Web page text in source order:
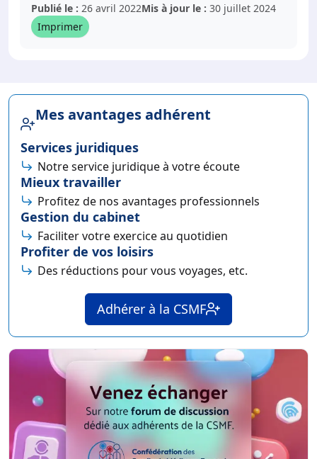
Publié le : 26 avril 2022Mis à jour le : 30 juillet 2024
Imprimer
Mes avantages adhérent
Services juridiques
Notre service juridique à votre écoute
Mieux travailler
Profitez de nos avantages professionnels
Gestion du cabinet
Faciliter votre exercice au quotidien
Profiter de vos loisirs
Des réductions pour vous voyages, etc.
Adhérer à la CSMF